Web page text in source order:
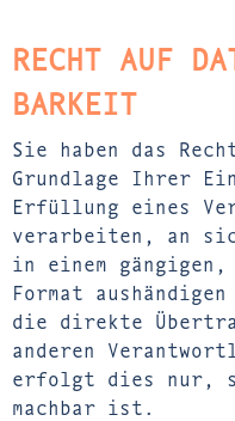
RECHT AUF
BARKEIT
Sie haben das
Grundlage Ihrer
Erfüllung eines
verarbeiten, an
in einem gängigen,
Format
die direkte
anderen
erfolgt dies nur,
machbar ist.